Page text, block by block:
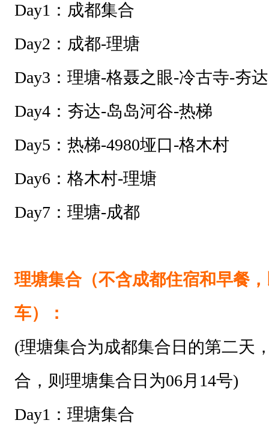
Day1：成都集合
Day2：成都-理塘
Day3：理塘-格聂之眼-冷古寺-夯达
Day4：夯达-岛岛河谷-热梯
Day5：热梯-4980垭口-格木村
Day6：格木村-理塘
Day7：理塘-成都
理塘集合（不含成都住宿和早餐
车）
：
(理塘集合为成都集合日的第二天
合，则理塘集合日为06月14号)
Day1：理塘集合